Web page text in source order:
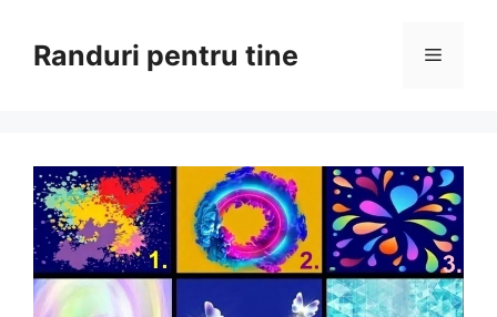
conținutRanduri pentru tine Meniu